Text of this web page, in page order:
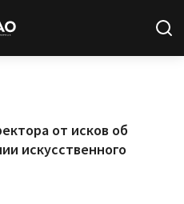
от исков об
искусственного